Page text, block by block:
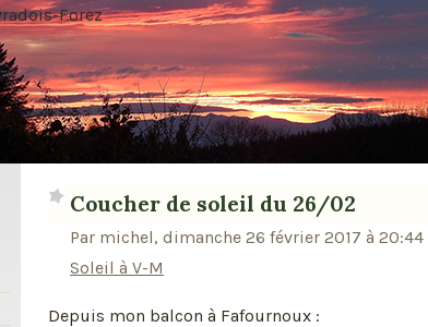
Forez
Coucher de soleil du 26/02
Par michel, dimanche 26 février 2017 à 20:44
Soleil à V-M
Depuis mon balcon à Fafournoux :